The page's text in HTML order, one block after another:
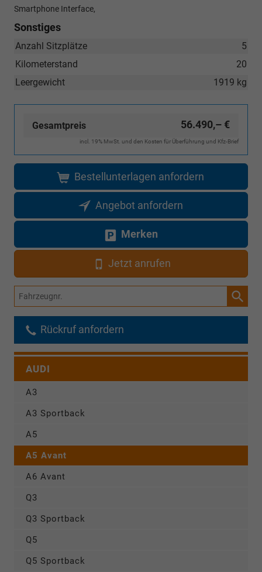
Smartphone Interface,
Sonstiges
5
Anzahl Sitzplätze
20
Kilometerstand
1919 kg
Leergewicht
Gesamtpreis 56.490,– €
incl. 19% MwSt. und den Kosten für Überführung und Kfz-Brief
Bestellunterlagen anfordern
Angebot anfordern
Merken
Jetzt anrufen
Fahrzeugnr.
Rückruf anfordern
AUDI
A3
A3 Sportback
A5
A5 Avant
A6 Avant
Q3
Q3 Sportback
Q5
Q5 Sportback